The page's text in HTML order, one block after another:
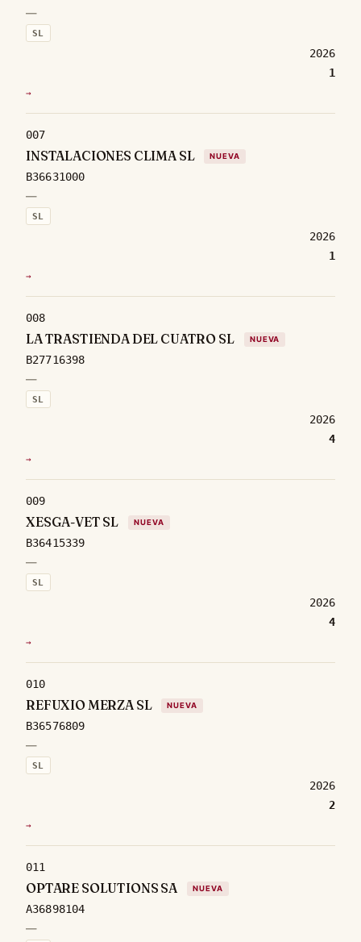
—
SL
2026
1
→
007
INSTALACIONES CLIMA SL NUEVA
B36631000
—
SL
2026
1
→
008
LA TRASTIENDA DEL CUATRO SL NUEVA
B27716398
—
SL
2026
4
→
009
XESGA-VET SL NUEVA
B36415339
—
SL
2026
4
→
010
REFUXIO MERZA SL NUEVA
B36576809
—
SL
2026
2
→
011
OPTARE SOLUTIONS SA NUEVA
A36898104
—